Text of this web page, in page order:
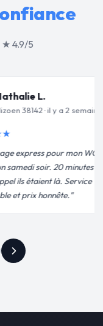
★ 4.9/5
C.
· il y a 3 semaines
mon chauffe-eau en
très pro, devis
propre. Je